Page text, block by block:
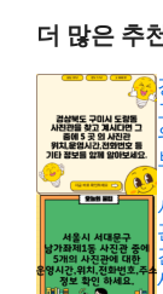
더 많은 추